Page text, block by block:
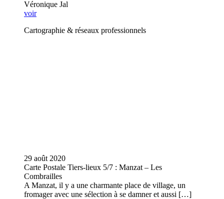
Véronique Jal
voir
Cartographie & réseaux professionnels
29 août 2020
Carte Postale Tiers-lieux 5/7 : Manzat – Les
Combrailles
A Manzat, il y a une charmante place de village, un
fromager avec une sélection à se damner et aussi […]